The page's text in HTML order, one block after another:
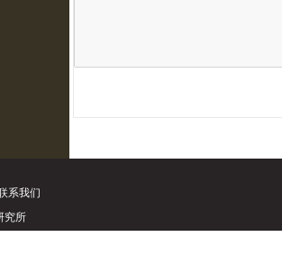
系我们
究所